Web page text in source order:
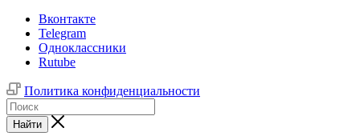
Вконтакте
Telegram
Одноклассники
Rutube
Политика конфиденциальности
Найти